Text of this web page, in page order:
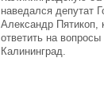
наведался депутат
Александр Пятикоп,
ответить на
Калининград.